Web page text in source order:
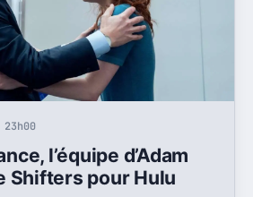
l’équipe d’Adam
Shifters pour Hulu